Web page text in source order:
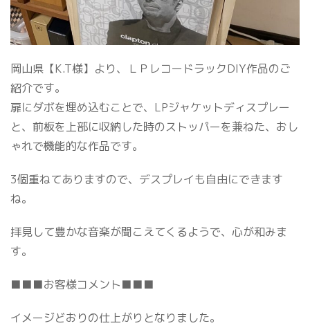
岡山県【K.T様】より、ＬＰレコードラックDIY作品のご
紹介です。
扉にダボを埋め込むことで、LPジャケットディスプレー
と、前板を上部に収納した時のストッパーを兼ねた、おし
ゃれで機能的な作品です。
3個重ねてありますので、デスプレイも自由にできます
ね。
拝見して豊かな音楽が聞こえてくるようで、心が和みま
す。
■■■お客様コメント■■■
イメージどおりの仕上がりとなりました。